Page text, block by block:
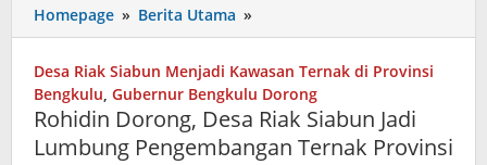
Homepage » Berita Utama »
Dorong,
Riak
Siabun
Jadi
Lumbung
Desa Riak Siabun Menjadi Kawasan Ternak di Provinsi
Bengkulu, Gubernur Bengkulu Dorong
Rohidin Dorong, Desa Riak Siabun Jadi
Lumbung Pengembangan Ternak Provinsi